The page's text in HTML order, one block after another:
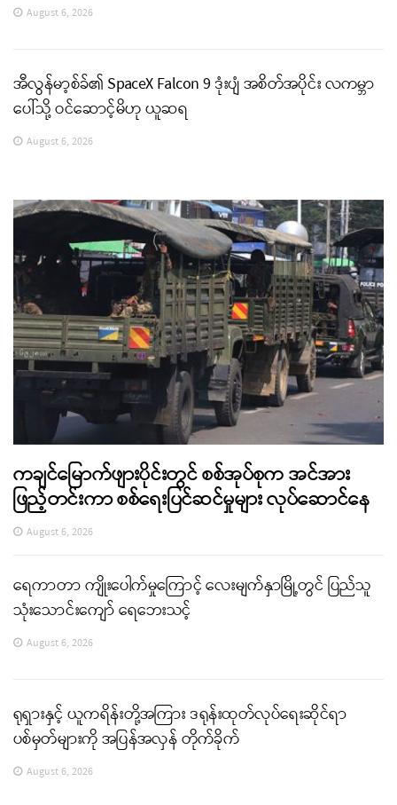
August 6, 2026
အီလွန်မာ့စ်ခ်၏ SpaceX Falcon 9 ဒုံးပျံ အစိတ်အပိုင်း လကမ္ဘာ
ပေါ်သို့ ဝင်ဆောင့်မိဟု ယူဆရ
August 6, 2026
ကချင်မြောက်ဖျားပိုင်းတွင် စစ်အုပ်စုက အင်အား
ဖြည့်တင်းကာ စစ်ရေးပြင်ဆင်မှုများ လုပ်ဆောင်နေ
August 6, 2026
ရေကာတာ ကျိုးပေါက်မှုကြောင့် လေးမျက်နှာမြို့တွင် ပြည်သူ
သုံးသောင်းကျော် ရေဘေးသင့်
August 6, 2026
ရုရှားနှင့် ယူကရိန်းတို့အကြား ဒရုန်းထုတ်လုပ်ရေးဆိုင်ရာ
ပစ်မှတ်များကို အပြန်အလှန် တိုက်ခိုက်
August 6, 2026